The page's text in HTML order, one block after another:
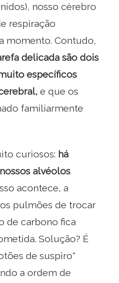
nosso cérebro
respiração
momento. Contudo,
delicada são dois
específicos
e que os
familiarmente
curiosos: há
alvéolos
acontece, a
pulmões de trocar
de carbono fica
Solução? É
de suspiro"
a ordem de